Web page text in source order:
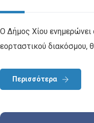
Ο Δήμος Χίου
εορταστικού διακόσμου,
Περισσότερα